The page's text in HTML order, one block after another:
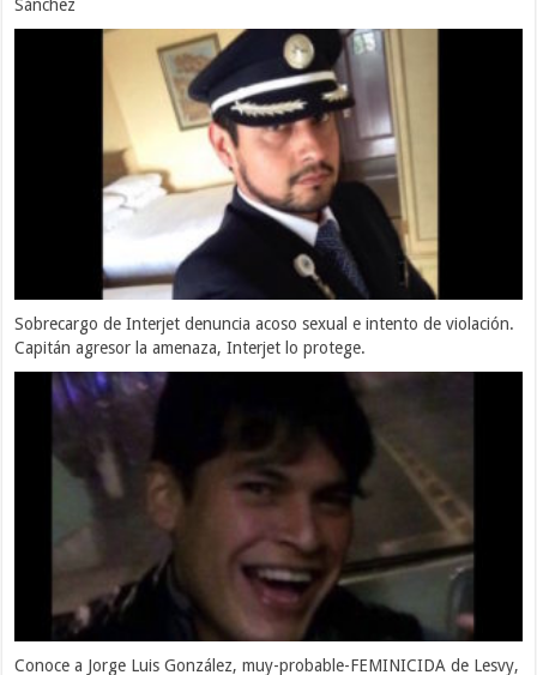
Sánchez
Sobrecargo de Interjet denuncia acoso sexual e intento de violación.
Capitán agresor la amenaza, Interjet lo protege.
Conoce a Jorge Luis González, muy-probable-FEMINICIDA de Lesvy,